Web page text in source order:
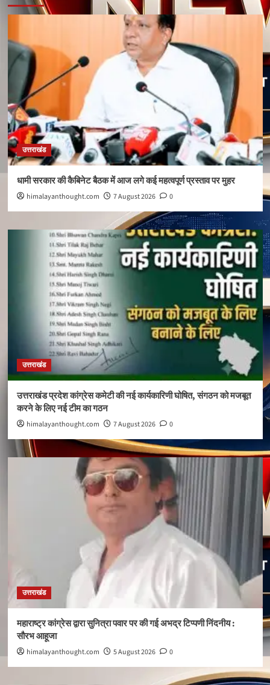
उत्तराखंड
धामी सरकार की कैबिनेट बैठक में आज लगे कई महत्वपूर्ण प्रस्ताव पर मुहर
himalayanthought.com 7 August 2026 0
उत्तराखंड
उत्तराखंड प्रदेश कांग्रेस कमेटी की नई कार्यकारिणी घोषित, संगठन को मजबूत
करने के लिए नई टीम का गठन
himalayanthought.com 7 August 2026 0
उत्तराखंड
महाराष्ट्र कांग्रेस द्वारा सुनित्रा पवार पर की गई अभद्र टिप्पणी निंदनीय :
सौरभ आहूजा
himalayanthought.com 5 August 2026 0